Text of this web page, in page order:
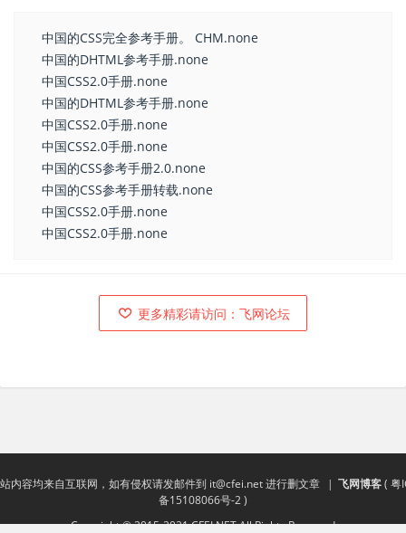
中国的CSS完全参考手册。 CHM.none
中国的DHTML参考手册.none
中国CSS2.0手册.none
中国的DHTML参考手册.none
中国CSS2.0手册.none
中国CSS2.0手册.none
中国的CSS参考手册2.0.none
中国的CSS参考手册转载.none
中国CSS2.0手册.none
中国CSS2.0手册.none
更多精彩请访问：飞网论坛
内容均来自互联网，如有侵权请发邮件到 it@cfei.net进行删文章 | 飞网博客( 粤
备15108066号-2)
Copyright © 2015-2021 CFEI.NET All Rights Reserved